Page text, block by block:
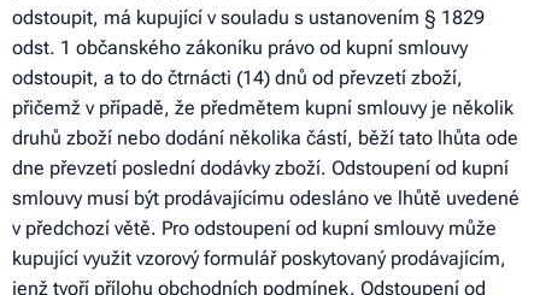
odstoupit, má kupující v souladu s ustanovením § 1829
odst. 1 občanského zákoníku právo od kupní smlouvy
odstoupit, a to do čtrnácti (14) dnů od převzetí zboží,
přičemž v případě, že předmětem kupní smlouvy je několik
druhů zboží nebo dodání několika částí, běží tato lhůta ode
dne převzetí poslední dodávky zboží. Odstoupení od kupní
smlouvy musí být prodávajícímu odesláno ve lhůtě uvedené
v předchozí větě. Pro odstoupení od kupní smlouvy může
kupující využit vzorový formulář poskytovaný prodávajícím,
jenž tvoří přílohu obchodních podmínek. Odstoupení od